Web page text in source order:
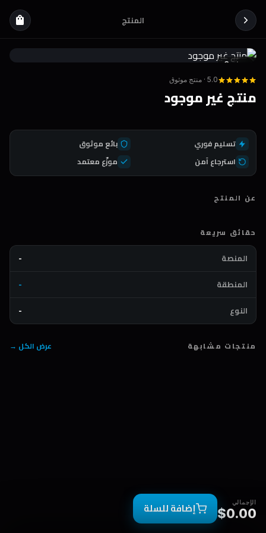
المنتج shopping_bag
Coda
5.0 · منتج موثوق
منتج غير موجود
تسليم فوري
بائع موثوق
استرجاع آمن
موزّع معتمد
عن المنتج
حقائق سريعة
المنصة
-
المنطقة
-
النوع
-
منتجات مشابهة عرض الكل →
الإجمالي
$0.00 إضافة للسلة